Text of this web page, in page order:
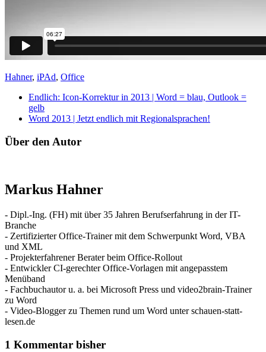
Hahner, iPAd, Office
Endlich: Icon-Korrektur in 2013 | Word = blau, Outlook =
gelb
Word 2013 | Jetzt endlich mit Regionalsprachen!
Über den Autor
Markus Hahner
- Dipl.-Ing. (FH) mit über 35 Jahren Berufserfahrung in der IT-
Branche
- Zertifizierter Office-Trainer mit dem Schwerpunkt Word, VBA
und XML
- Projekterfahrener Berater beim Office-Rollout
- Entwickler CI-gerechter Office-Vorlagen mit angepasstem
Menüband
- Fachbuchautor u. a. bei Microsoft Press und video2brain-Trainer
zu Word
- Video-Blogger zu Themen rund um Word unter schauen-statt-
lesen.de
1 Kommentar bisher